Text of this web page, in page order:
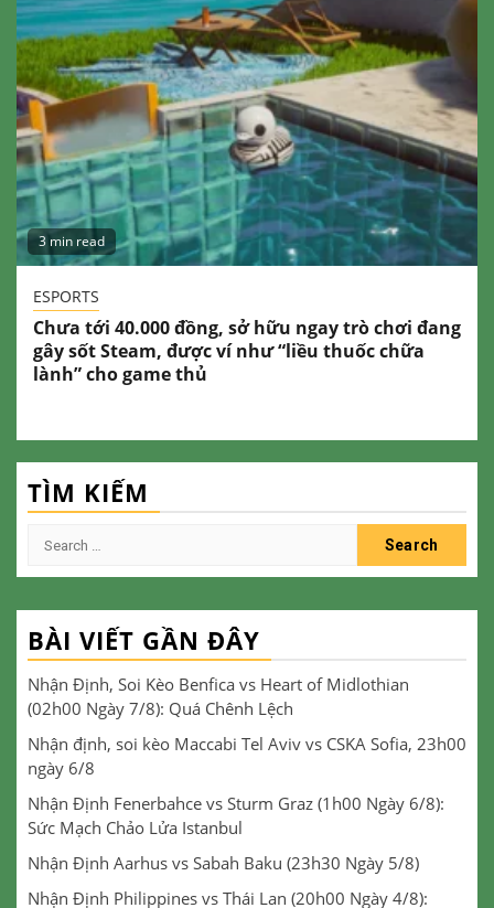
3 min read
ESPORTS
Chưa tới 40.000 đồng, sở hữu ngay trò chơi đang
gây sốt Steam, được ví như “liều thuốc chữa
lành” cho game thủ
TÌM KIẾM
Search
BÀI VIẾT GẦN ĐÂY
Nhận Định, Soi Kèo Benfica vs Heart of Midlothian
(02h00 Ngày 7/8): Quá Chênh Lệch
Nhận định, soi kèo Maccabi Tel Aviv vs CSKA Sofia, 23h00
ngày 6/8
Nhận Định Fenerbahce vs Sturm Graz (1h00 Ngày 6/8):
Sức Mạch Chảo Lửa Istanbul
Nhận Định Aarhus vs Sabah Baku (23h30 Ngày 5/8)
Nhận Định Philippines vs Thái Lan (20h00 Ngày 4/8):